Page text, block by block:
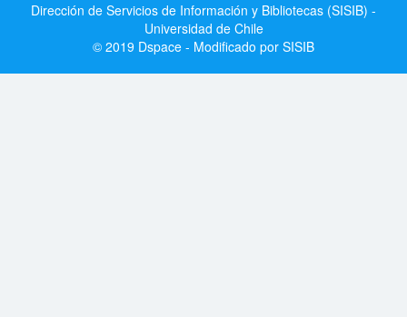
Dirección de Servicios de Información y Bibliotecas (SISIB) -
Universidad de Chile
© 2019 Dspace - Modificado por SISIB